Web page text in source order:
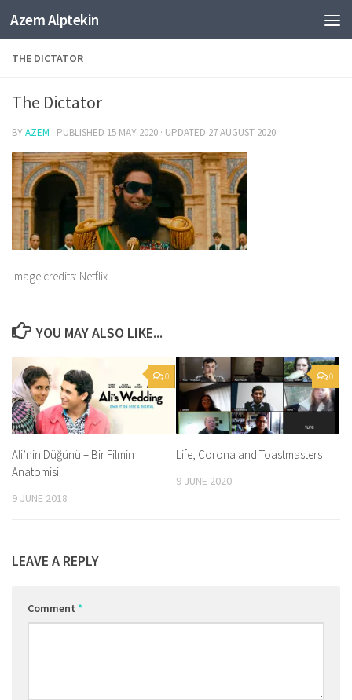
Skip to content
Azem Alptekin
THE DICTATOR
The Dictator
BYAZEM · PUBLISHED 15 MAY 2020 · UPDATED 27 AUGUST 2020
Image credits: Netflix
YOU MAY ALSO LIKE...
0
Ali’nin Düğünü – Bir Filmin
Anatomisi
9 JUNE 2018
0
Life, Corona and Toastmasters
9 JUNE 2020
LEAVE A REPLY
Comment *